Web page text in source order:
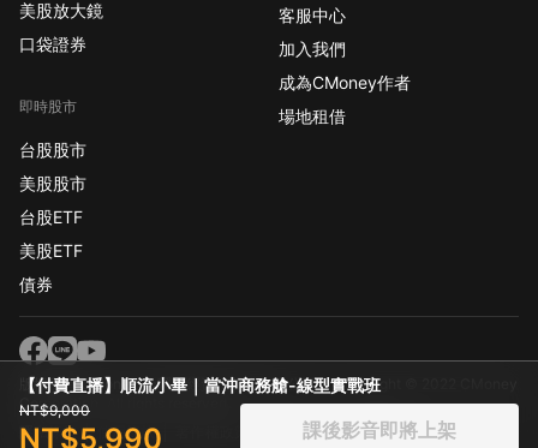
【付費直播】順流小畢｜當沖商務艙-線型實戰班
NT$9,000
NT$5,990 課後影音即將上架
美股放大鏡
口袋證券
即時股市
台股股市
美股股市
台股ETF
美股ETF
債券
客服中心
加入我們
成為CMoney作者
場地租借
版權所有 CMoney 全曜財經資訊股份有限公司Copyright © 2022 CMoney
Corporation. All rights reserved.
隱私條款
使用條款 社群規範 免責聲明